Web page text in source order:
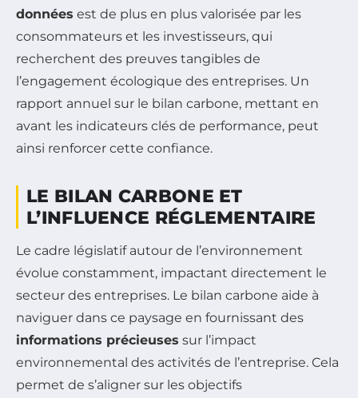
données est de plus en plus valorisée par les
consommateurs et les investisseurs, qui
recherchent des preuves tangibles de
l’engagement écologique des entreprises. Un
rapport annuel sur le bilan carbone, mettant en
avant les indicateurs clés de performance, peut
ainsi renforcer cette confiance.
LE BILAN CARBONE ET
L’INFLUENCE RÉGLEMENTAIRE
Le cadre législatif autour de l’environnement
évolue constamment, impactant directement le
secteur des entreprises. Le bilan carbone aide à
naviguer dans ce paysage en fournissant des
informations précieuses sur l’impact
environnemental des activités de l’entreprise. Cela
permet de s’aligner sur les objectifs